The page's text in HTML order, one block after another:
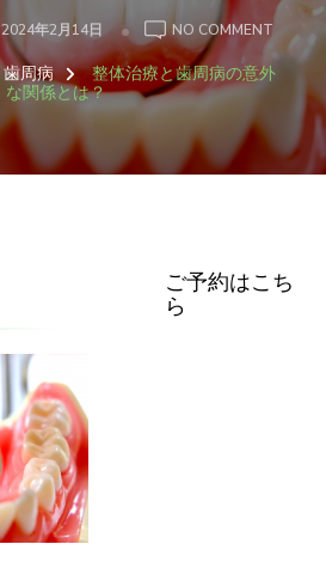
2024年2月14日 NO COMMENTON
体
治
病
は？
歯周病
整体治療と歯周病の意外
な関係とは？
ご予約はこち
ら